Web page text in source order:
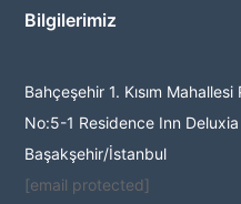
Bilgilerimiz
Bahçeşehir 1. Kısım
No:5-1 Residence Inn
Başakşehir/İstanbul
[email protected]